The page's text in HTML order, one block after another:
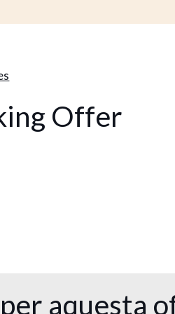
Offer
aquesta